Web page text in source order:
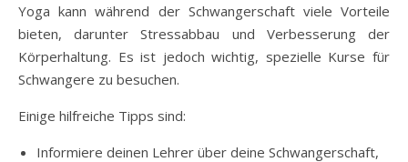
Yoga kann während der Schwangerschaft viele Vorteile
bieten, darunter Stressabbau und Verbesserung der
Körperhaltung. Es ist jedoch wichtig, spezielle Kurse für
Schwangere zu besuchen.
Einige hilfreiche Tipps sind:
Informiere deinen Lehrer über deine Schwangerschaft,